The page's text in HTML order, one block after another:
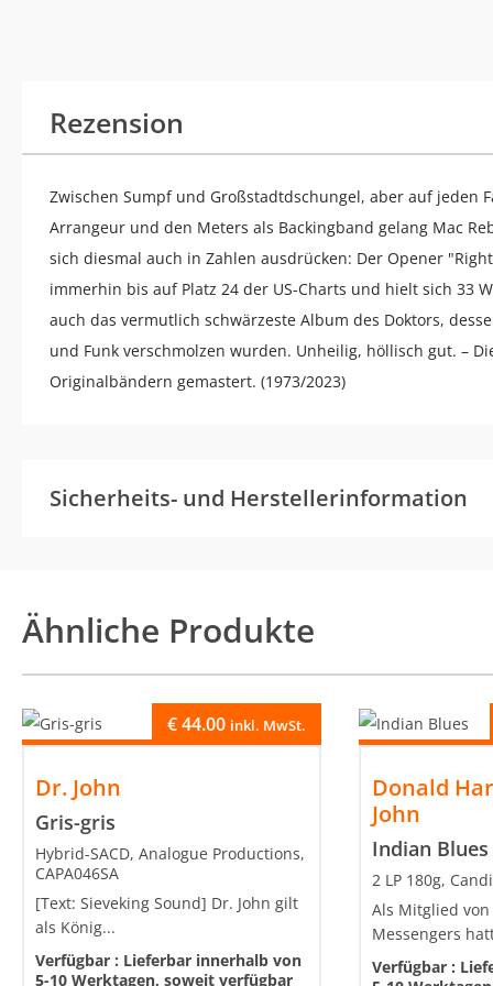
Rezension
Zwischen Sumpf und Großstadtdschungel, aber auf jeden
Arrangeur und den Meters als Backingband gelang Mac
sich diesmal auch in Zahlen ausdrücken: Der Opener
immerhin bis auf Platz 24 der US-Charts und hielt sich 33
auch das vermutlich schwärzeste Album des Doktors,
und Funk verschmolzen wurden. Unheilig, höllisch gut. –
Originalbändern gemastert. (1973/2023)
Sicherheits- und Herstellerinformation
Ähnliche Produkte
Dr. John
Gris-gris
€44.00 inkl. MwSt.
Hybrid-SACD, Analogue Productions,
CAPA046SA
[Text: Sieveking Sound] Dr. John gilt
als König...
Verfügbar : Lieferbar innerhalb von
5-10 Werktagen, soweit verfügbar
Donald
John
Indian Blues
2 LP 180g,
Als Mitglied von
Messengers
Verfügbar :